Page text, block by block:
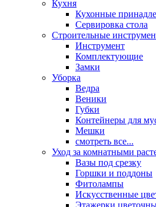
Кухня
Кухонные
Сервировка стола
Строительные
Инструмент
Комплектующие
Замки
Уборка
Ведра
Веники
Губки
Контейнеры для
Мешки
смотреть все...
Уход за комнатными
Вазы под срезку
Горшки и поддоны
Фитолампы
Искусственные
Этажерки